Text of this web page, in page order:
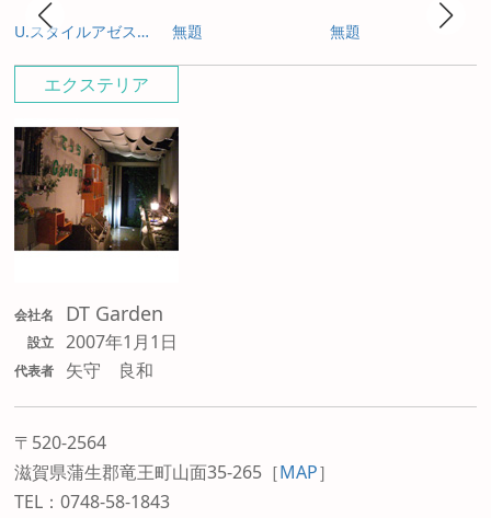
エクステリア
会社名 DT Garden
設立 2007年1月1日
代表者 矢守 良和
〒520-2564
滋賀県蒲生郡竜王町山面35-265 ［MAP］
TEL：0748-58-1843
U.スタイルアゼスト プレミアムタイプ 無題 無題